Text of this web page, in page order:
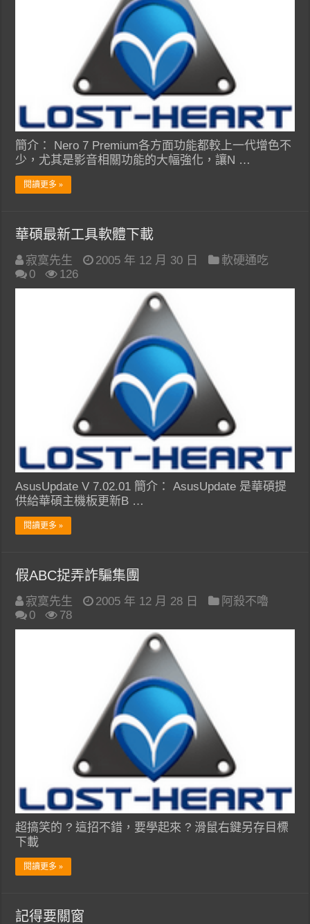
簡介： Nero 7 Premium各方面功能都較上一代增色不
少，尤其是影音相關功能的大幅強化，讓N …
閱讀更多 »
華碩最新工具軟體下載
寂寞先生 2005 年 12 月 30 日
軟硬通吃
0
126
AsusUpdate V 7.02.01 簡介： AsusUpdate 是華碩提
供給華碩主機板更新B …
閱讀更多 »
假ABC捉弄詐騙集團
寂寞先生 2005 年 12 月 28 日
阿殺不嚕
0
78
超搞笑的 ? 這招不錯，要學起來 ? 滑鼠右鍵另存目標
下載
閱讀更多 »
記得要關窗